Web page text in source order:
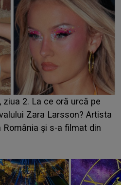
din "Casa Iubirii" l-a
CINE ESTE
Aflându-se în fața
IMEDIAT: "Am